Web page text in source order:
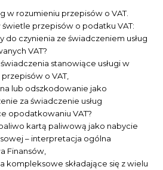
w rozumieniu przepisów o VAT.
świetle przepisów o podatku VAT:
do czynienia ze świadczeniem usług
VAT?
stanowiące usługi w
o VAT,
lub odszkodowanie jako
za świadczenie usług
opodatkowaniu VAT?
kartą paliwową jako nabycie
– interpretacja ogólna
Finansów,
kompleksowe składające się z wielu